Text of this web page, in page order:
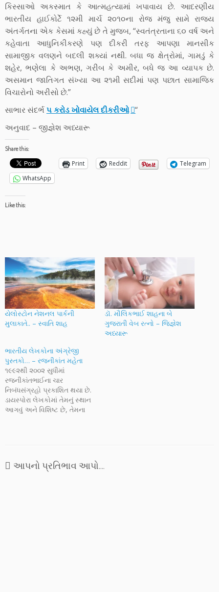
કિસ્સાઓ અકસ્માત કે આત્મહત્યામાં ખપાવાય છે. આદરણીય
ભારતીય હાઈકોર્ટે ૧૨મી માર્ચ ૨૦૧૦ના રોજ મંજુ સામે રાજ્ય
અંતર્ગતના એક કેસમાં કહ્યું છે તે મુજબ, “સ્વતંત્રતાના ૬૦ વર્ષ અને
કહેવાતા આધુનિકીકરણે પણ દીકરી તરફ આપણા માનસીક
સામાજીક વલણને બદલી શક્યાં નથી. બધા જ ક્ષેત્રોમાં, ગામડું કે
શહેર, ભણેલા કે અભણ, ગરીબ કે અમીર, બધે જ આ વ્યાપક છે.
અસમાન જાતિગત સંખ્યા આ ૨૧મી સદીમાં પણ પછાત સામાજિક
વિચારોનો અરીસો છે.”
સાભાર સંદર્ભ૫ કરોડ ખોવાયેલ દીકરીઓ “
અનુવાદ – જીજ્ઞેશ અધ્યારૂ
Share this:
Print Reddit
Telegram
WhatsApp
Like this:
યેલોસ્ટોન નેશનલ પાર્કની
મુલાકાતે.. – સ્વાતિ શાહ
ડૉ. મૌલિકભાઈ શાહના બે
ગુજરાતી વેબ રત્નો – જિજ્ઞેશ
અધ્યારૂ
ભારતીય લેખકોના અંગ્રેજી
પુસ્તકો… – રજનીકાંત મહેતા
૧૯૯૨થી ૨૦૦૨ સુધીમાં
રજનીકાંતભાઈના ચાર
નિબંધસંગ્રહો પ્રકાશિત થયા છે.
ડાયસ્પોરા લેખકોમાં તેમનું સ્થાન
આગવું અને વિશિષ્ટ છે, તેમના
દરિયાપારનો' વાચકોના પ્રેમને
પામ્યા છે. આ નિબંધ સંગ્રહોમાં
આપનો પ્રતિભાવ આપો....